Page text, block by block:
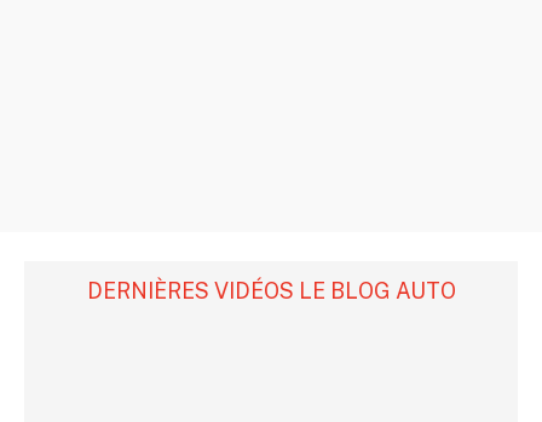
DERNIÈRES VIDÉOS LE BLOG AUTO